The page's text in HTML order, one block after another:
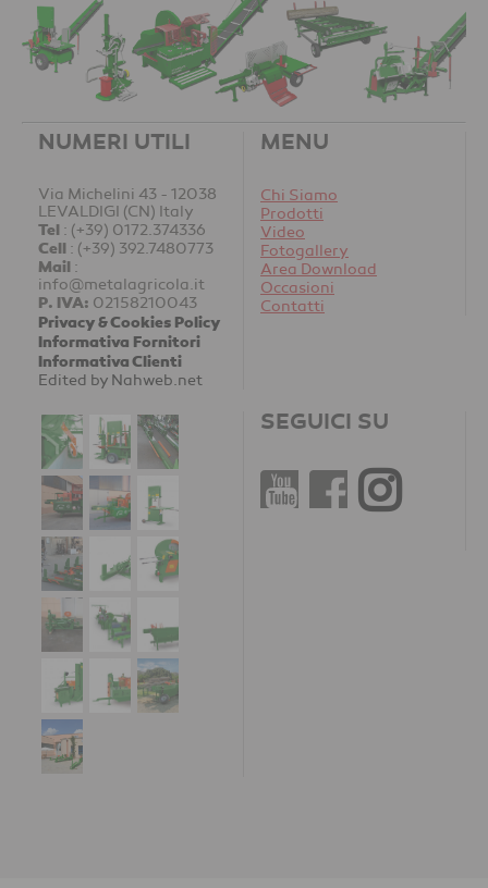
NUMERI UTILI
Via Michelini 43 - 12038
LEVALDIGI (CN) Italy
Tel : (+39) 0172.374336
Cell : (+39) 392.7480773
Mail :
info@metalagricola.it
P. IVA: 02158210043
Privacy & Cookies Policy
Informativa Fornitori
Informativa Clienti
Edited by Nahweb.net
MENU
Chi Siamo
Prodotti
Video
Fotogallery
Area Download
Occasioni
Contatti
SEGUICI SU